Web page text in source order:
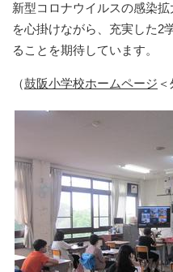
新型コロナウイルスの感染
を心掛けながら、充実した2
ることを期待しています。
（鼓阪小学校ホームページ